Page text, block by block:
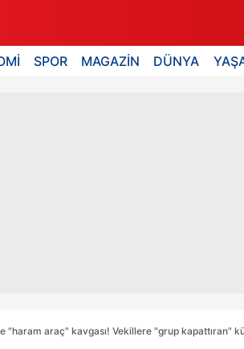
SPOR MAGAZİN DÜNYA
"haram araç" kavgası! Vekillere "grup kapattıran"